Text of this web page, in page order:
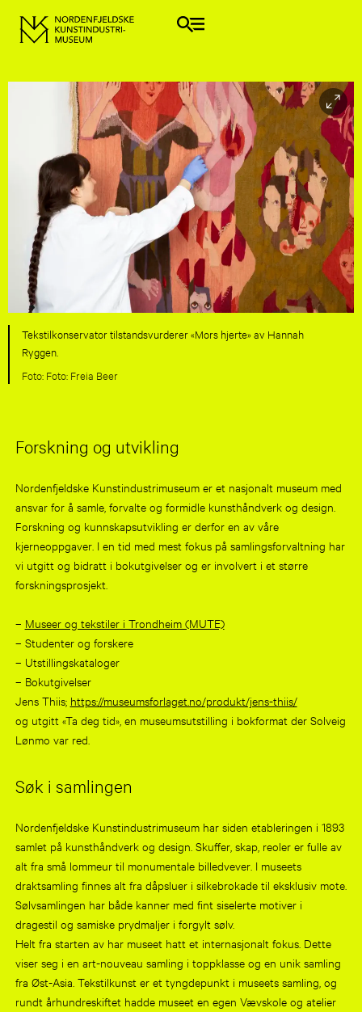
Tekstilkonservator tilstandsvurderer «Mors hjerte» av Hannah
Ryggen.
Foto: Freia Beer
Forskning og utvikling
Nordenfjeldske Kunstindustrimuseum er et nasjonalt museum med
ansvar for å samle, forvalte og formidle kunsthåndverk og design.
Forskning og kunnskapsutvikling er derfor en av våre
kjerneoppgaver. I en tid med mest fokus på samlingsforvaltning har
vi utgitt og bidratt i bokutgivelser og er involvert i et større
forskningsprosjekt.
– Museer og tekstiler i Trondheim (MUTE)
– Studenter og forskere
– Utstillingskataloger
– Bokutgivelser
Jens Thiis; https://museumsforlaget.no/produkt/jens-thiis/
og utgitt «Ta deg tid», en museumsutstilling i bokformat der Solveig
Lønmo var red.
Søk i samlingen
Nordenfjeldske Kunstindustrimuseum har siden etableringen i 1893
samlet på kunsthåndverk og design. Skuffer, skap, reoler er fulle av
alt fra små lommeur til monumentale billedvever. I museets
draktsamling finnes alt fra dåpsluer i silkebrokade til eksklusiv mote.
Sølvsamlingen har både kanner med fint siselerte motiver i
dragestil og samiske prydmaljer i forgylt sølv.
Helt fra starten av har museet hatt et internasjonalt fokus. Dette
viser seg i en art-nouveau samling i toppklasse og en unik samling
fra Øst-Asia. Tekstilkunst er et tyngdepunkt i museets samling, og
rundt århundreskiftet hadde museet en egen Vævskole og atelier